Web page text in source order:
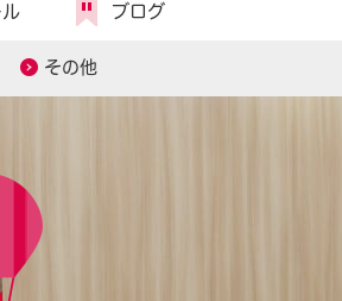
その他
ル ブログ